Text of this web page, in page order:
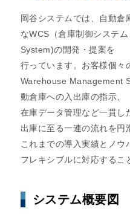
岡谷システムでは、自動
なWCS（倉庫制御システ
System)の開発・提案を
行っています。お客様個々
Warehouse Management
動倉庫への入出庫の指示、
在庫データ管理など一貫し
出庫に至る一連の流れを円
これまでの導入実績とノウ
フレキシブルに対応するこ
システム概要図